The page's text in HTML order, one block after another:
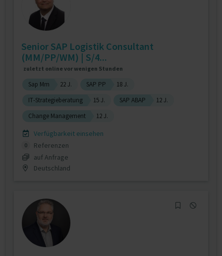
Senior SAP Logistik Consultant
(MM/PP/WM) | S/4...
zuletzt online vor wenigen Stunden
Sap Mm 22 J. SAP PP
18 J.
IT-Strategieberatung
15 J. SAP ABAP
12 J.
Change Management
12 J.
Verfügbarkeit einsehen
0
Referenzen
auf Anfrage
Deutschland